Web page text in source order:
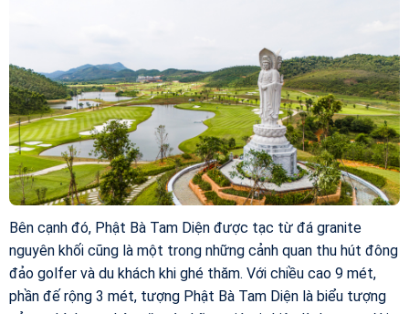
Bên cạnh đó, Phật Bà Tam Diện được tạc từ đá granite
nguyên khối cũng là một trong những cảnh quan thu hút đông
đảo golfer và du khách khi ghé thăm. Với chiều cao 9 mét,
phần đế rộng 3 mét, tượng Phật Bà Tam Diện là biểu tượng